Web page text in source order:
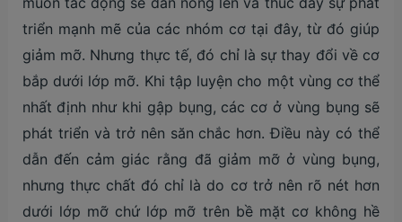
triển mạnh mẽ của các nhóm cơ tại đây, từ đó giúp
giảm mỡ. Nhưng thực tế, đó chỉ là sự thay đổi về cơ
bắp dưới lớp mỡ. Khi tập luyện cho một vùng cơ thể
nhất định như khi gập bụng, các cơ ở vùng bụng sẽ
phát triển và trở nên săn chắc hơn. Điều này có thể
dẫn đến cảm giác rằng đã giảm mỡ ở vùng bụng,
nhưng thực chất đó chỉ là do cơ trở nên rõ nét hơn
dưới lớp mỡ chứ lớp mỡ trên bề mặt cơ không hề